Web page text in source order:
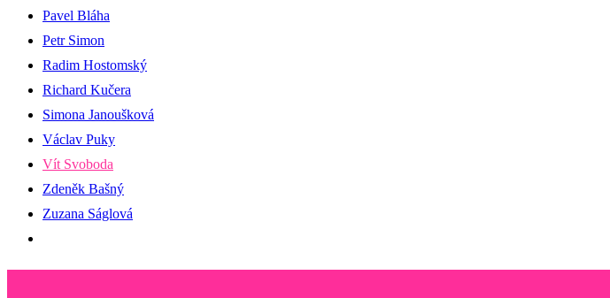
Pavel Bláha
Petr Simon
Radim Hostomský
Richard Kučera
Simona Janoušková
Václav Puky
Vít Svoboda
Zdeněk Bašný
Zuzana Ságlová